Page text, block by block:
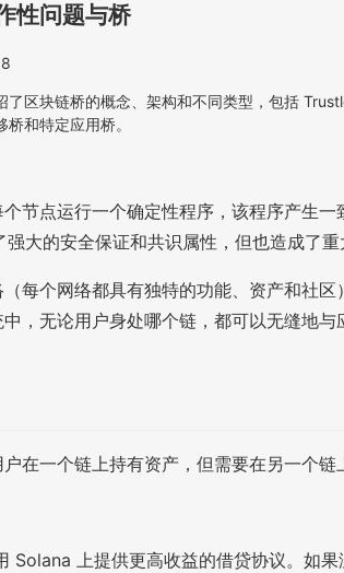
性问题与桥
了区块链桥的概念、架构和不同类型，包括
和特定应用桥。
节点运行一个确定性程序，该程序产生
大的安全保证和共识属性，但也造成了
每个网络都具有独特的功能、资产和社
，无论用户身处哪个链，都可以无缝地与
在一个链上持有资产，但需要在另一个
Solana 上提供更高收益的借贷协议。如